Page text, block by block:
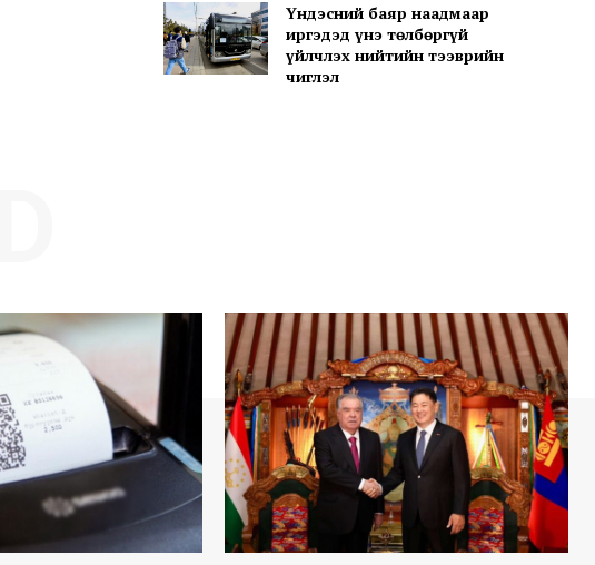
Үндэсний баяр наадмаар
иргэдэд үнэ төлбөргүй
үйлчлэх нийтийн тээврийн
чиглэл